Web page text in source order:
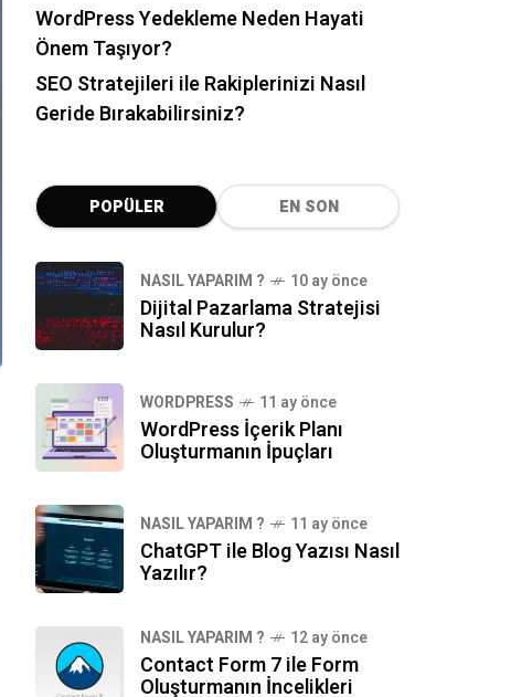
WordPress Yedekleme Neden Hayati
Önem Taşıyor?
SEO Stratejileri ile Rakiplerinizi Nasıl
Geride Bırakabilirsiniz?
POPÜLER EN SON
NASIL YAPARIM ? 10 ay önce
Dijital Pazarlama Stratejisi
Nasıl Kurulur?
WORDPRESS 11 ay önce
WordPress İçerik Planı
Oluşturmanın İpuçları
NASIL YAPARIM ? 11 ay önce
ChatGPT ile Blog Yazısı Nasıl
Yazılır?
NASIL YAPARIM ? 12 ay önce
Contact Form 7 ile Form
Oluşturmanın İncelikleri